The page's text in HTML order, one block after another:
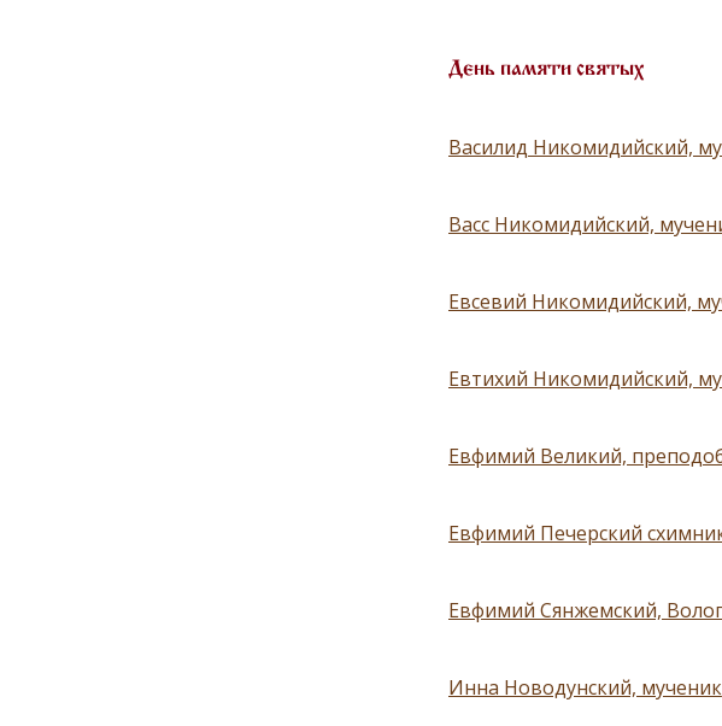
День памяти святых
Василид Никомидийский,
Васс Никомидийский,
Евсевий Никомидийский,
Евтихий Никомидийский,
Евфимий Великий,
Евфимий Печерский
Евфимий Сянжемский,
Инна Новодунский, мученик